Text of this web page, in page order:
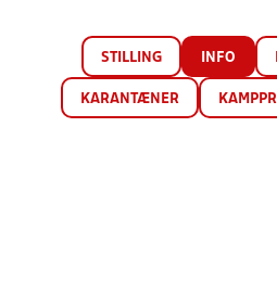
STILLING INFO
KARANTÆNER